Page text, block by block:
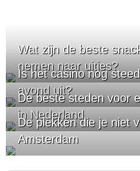
Wat zijn de beste
nemen naar uitjes?
Is het casino nog
avond uit?
De beste steden voor
in Nederland
De plekken die je niet
Amsterdam